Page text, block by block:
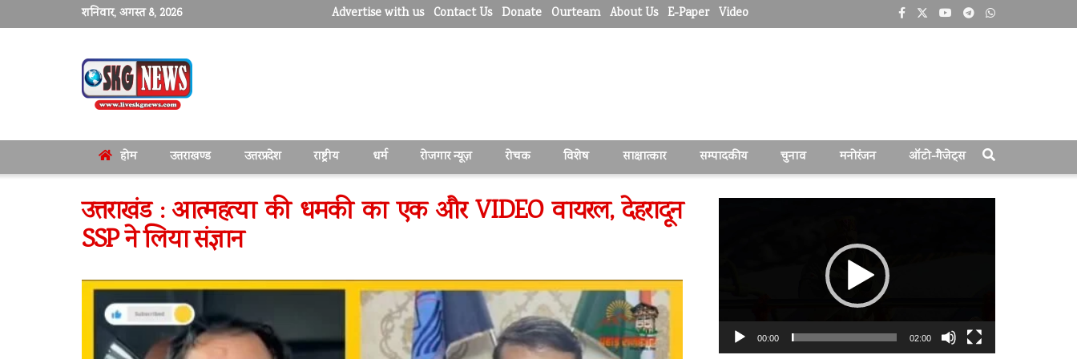
शनिवार, अगस्त 8, 2026 Advertise with us Contact Us Donate Ourteam About Us E-Paper Video
होम उत्तराखण्ड उत्तरप्रदेश राष्ट्रीय धर्म रोजगार न्यूज़ रोचक विशेष साक्षात्कार सम्पादकीय चुनाव मनोरंजन ऑटो-गैजेट्स
उत्तराखंड : आत्महत्या की धमकी का एक और VIDEO वायरल, देहरादून
SSP ने लिया संज्ञान
00:00 02:00